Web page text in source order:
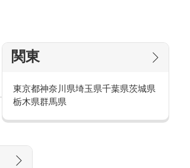
関東
東京都神奈川県埼玉県千葉県茨城県
栃木県群馬県
官庁・官公庁のお仕事とは